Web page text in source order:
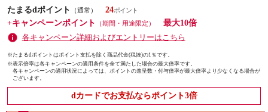
たまるdポイント
（通常）
24
+キャンペーンポイント
（期間・用途限定）
最大10倍
各キャンペーン詳細およびエントリーはこちら
※たまるdポイントはポイント支払を除く商品代金(税抜)の1％です。
※表示倍率は各キャンペーンの適用条件を全て満たした場合の最大倍率です。
各キャンペーンの適用状況によっては、ポイントの進呈数・付与倍率が最大倍率より少なくなる場合が
ございます。
dカードでお支払ならポイント3倍